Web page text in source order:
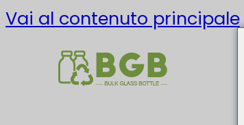
Vai al contenuto principale